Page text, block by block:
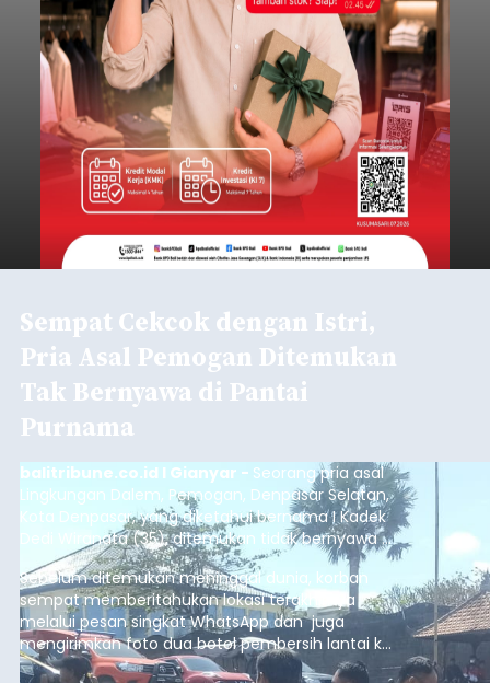
Sempat Cekcok dengan Istri,
Pria Asal Pemogan Ditemukan
Tak Bernyawa di Pantai
Purnama
balitribune.co.id I Gianyar - Seorang pria asal
Lingkungan Dalem, Pemogan, Denpasar Selatan,
Kota Denpasar, yang diketahui bernama I Kadek
Dedi Wiranata (35), ditemukan tidak bernyawa di
pesisir Pantai Purnama, Sukawati.
Sebelum ditemukan meninggal dunia, korban
sempat memberitahukan lokasi terakhirnya
melalui pesan singkat WhatsApp dan juga
mengirimkan foto dua botol pembersih lantai ke
istrinya.